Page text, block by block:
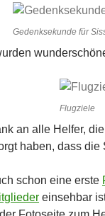
Gedenksekunde für
Flugziele
an alle Helfer,
haben, dass
schon eine erste
einsehbar